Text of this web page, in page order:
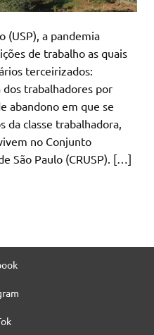
(USP), a pandemia
de trabalho as quais
terceirizados:
trabalhadores por
abandono em que se
da classe trabalhadora,
no Conjunto
São Paulo (CRUSP). […]